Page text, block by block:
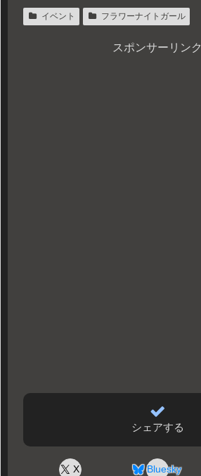
イベント フラワーナイトガール
スポンサーリンク
シェアする
X Bluesky